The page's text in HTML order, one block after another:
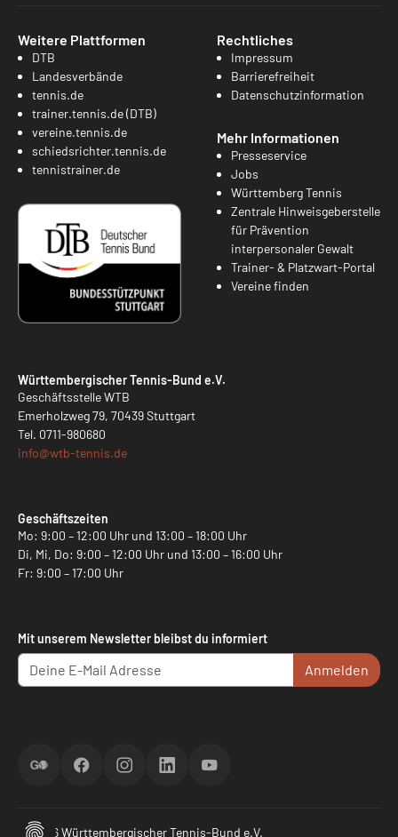
Weitere Plattformen
DTB
Landesverbände
tennis.de
trainer.tennis.de (DTB)
vereine.tennis.de
schiedsrichter.tennis.de
tennistrainer.de
Rechtliches
Impressum
Barrierefreiheit
Datenschutzinformation
Mehr Informationen
Presseservice
Jobs
Württemberg Tennis
Zentrale Hinweisgeberstelle
für Prävention
interpersonaler Gewalt
Trainer- & Platzwart-Portal
Vereine finden
Württembergischer Tennis-Bund e.V.
Geschäftsstelle WTB
Emerholzweg 79, 70439 Stuttgart
Tel. 0711-980680
info@wtb-tennis.de
Geschäftszeiten
Mo: 9:00 – 12:00 Uhr und 13:00 – 18:00 Uhr
Di, Mi, Do: 9:00 – 12:00 Uhr und 13:00 – 16:00 Uhr
Fr: 9:00 – 17:00 Uhr
Mit unserem Newsletter bleibst du informiert
Anmelden
ScoreGOFacebookInstagramLinkedInYouTube
© 2026 Württembergischer Tennis-Bund e.V.